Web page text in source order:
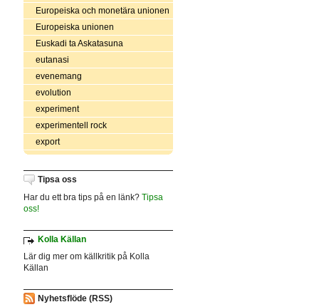
Europeiska och monetära unionen
Europeiska unionen
Euskadi ta Askatasuna
eutanasi
evenemang
evolution
experiment
experimentell rock
export
Tipsa oss
Har du ett bra tips på en länk? Tipsa
oss!
Kolla Källan
Lär dig mer om källkritik på Kolla
Källan
Nyhetsflöde (RSS)